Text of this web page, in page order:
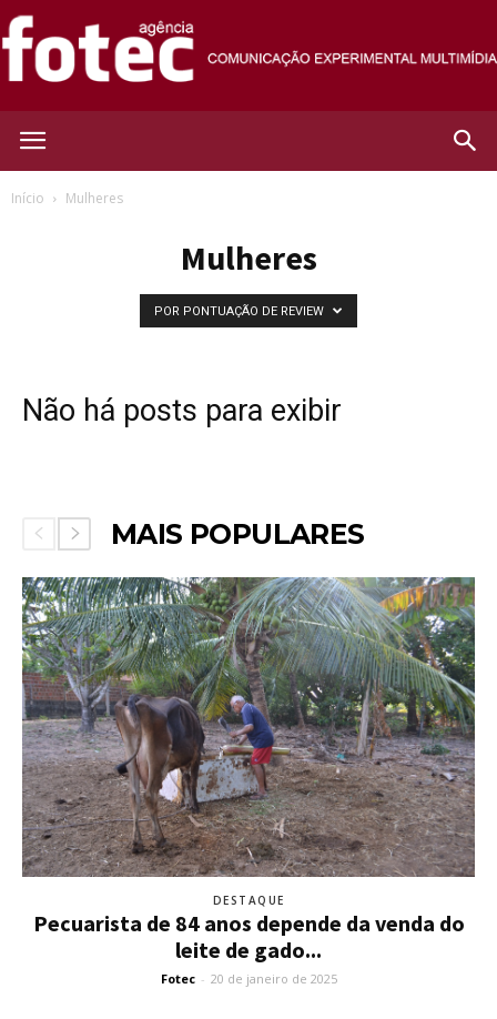
Fotec
Início Mulheres
Mulheres
POR PONTUAÇÃO DE REVIEW
Não há posts para exibir
MAIS POPULARES
DESTAQUE
Pecuarista de 84 anos depende da venda do
leite de gado...
Fotec - 20 de janeiro de 2025